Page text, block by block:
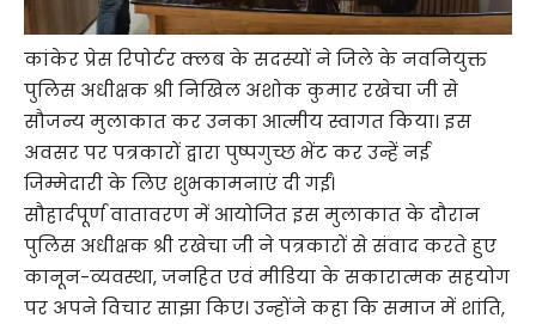
कांकेर प्रेस रिपोर्टर क्लब के सदस्यों ने जिले के नवनियुक्त
पुलिस अधीक्षक श्री निखिल अशोक कुमार रखेचा जी से
सौजन्य मुलाकात कर उनका आत्मीय स्वागत किया। इस
अवसर पर पत्रकारों द्वारा पुष्पगुच्छ भेंट कर उन्हें नई
जिम्मेदारी के लिए शुभकामनाएं दी गईं।
सौहार्दपूर्ण वातावरण में आयोजित इस मुलाकात के दौरान
पुलिस अधीक्षक श्री रखेचा जी ने पत्रकारों से संवाद करते हुए
कानून-व्यवस्था, जनहित एवं मीडिया के सकारात्मक सहयोग
पर अपने विचार साझा किए। उन्होंने कहा कि समाज में शांति,